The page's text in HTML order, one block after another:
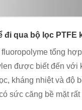
đi qua bộ lọc PTFE
fluoropolyme tổng
được biết đến với
kháng nhiệt và độ
sức căng bề mặt rất